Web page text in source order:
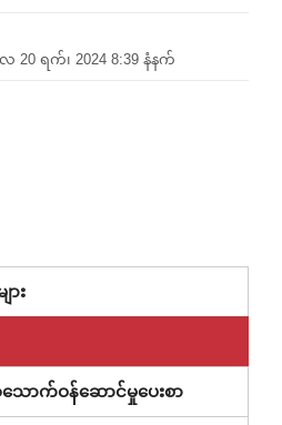
20 ရက်၊ 2024 8:39 နံနက်
း(ဝင်း
ဒိုး
တွင်
ဖွင့်သည်)
ောက်ဝန်ဆောင်မှုပေးစာ